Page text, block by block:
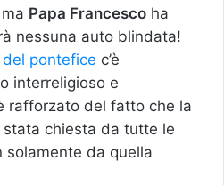
Papa Francesco ha
nessuna auto blindata!
pontefice c’è
interreligioso e
rafforzato del fatto che la
stata chiesta da tutte le
solamente da quella